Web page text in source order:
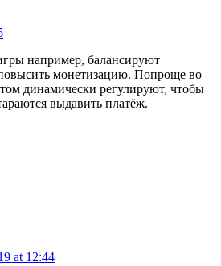
например, балансируют
монетизацию. Попроще во
динамически регулируют, чтобы
выдавить платёж.
at 12:44